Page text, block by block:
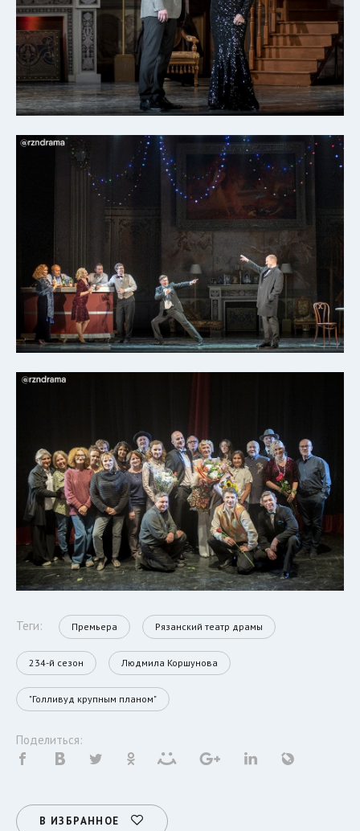
Теги: Премьера Рязанский театр драмы
234-й сезон Людмила Коршунова
"Голливуд крупным планом"
Поделиться:
В ИЗБРАННОЕ